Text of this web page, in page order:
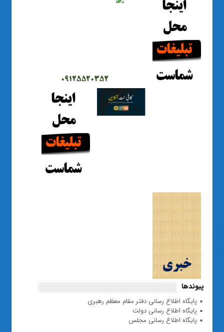
پیوندها
پایگاه اطلاع رسانی دفتر مقام معظم رهبری
پایگاه اطلاع رسانی دولت
پایگاه اطلاع رسانی مجلس